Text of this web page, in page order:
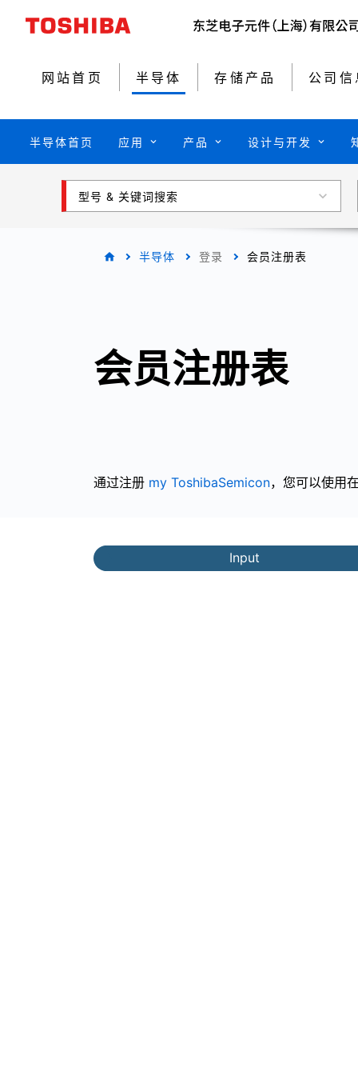
网站首页 半导体 存储产品 公司信
半导体首页 应用 产品 设计与开发
型号 & 关键词搜索
半导体 登录 会员注册表
会员注册表
通过注册 my ToshibaSemicon，您可以使用
Input